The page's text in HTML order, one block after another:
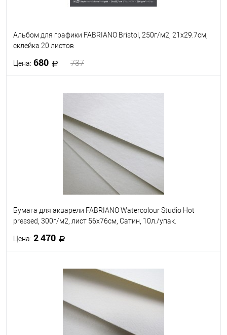
Альбом для графики FABRIANO Bristol, 250г/м2, 21x29.7см,
склейка 20 листов
Цена: 680 737
В корзину
Бумага для акварели FABRIANO Watercolour Studio Hot
pressed, 300г/м2, лист 56x76см, Сатин, 10л./упак.
Цена: 2 470
В корзину
Под заказ